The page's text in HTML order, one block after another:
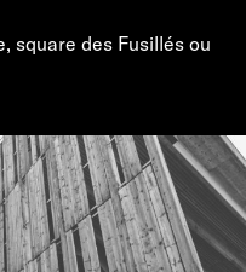
square des Fusillés ou